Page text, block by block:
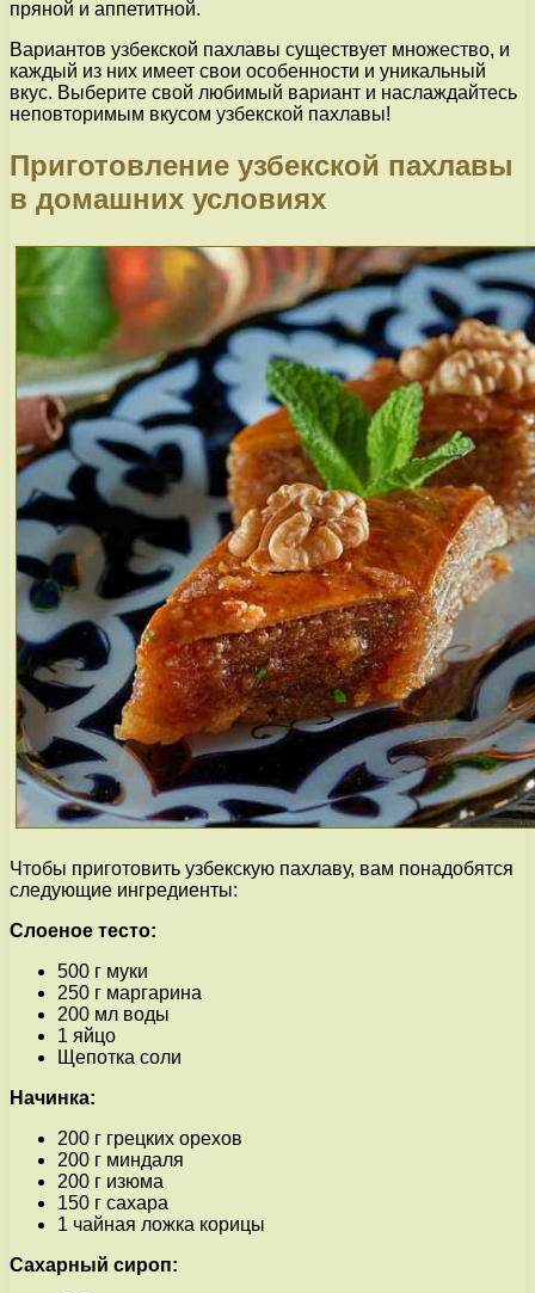
пряной и аппетитной.
Вариантов узбекской пахлавы существует множество, и
каждый из них имеет свои особенности и уникальный
вкус. Выберите свой любимый вариант и наслаждайтесь
неповторимым вкусом узбекской пахлавы!
Приготовление узбекской пахлавы
в домашних условиях
Чтобы приготовить узбекскую пахлаву, вам понадобятся
следующие ингредиенты:
Слоеное тесто:
500 г муки
250 г маргарина
200 мл воды
1 яйцо
Щепотка соли
Начинка:
200 г грецких орехов
200 г миндаля
200 г изюма
150 г сахара
1 чайная ложка корицы
Сахарный сироп: